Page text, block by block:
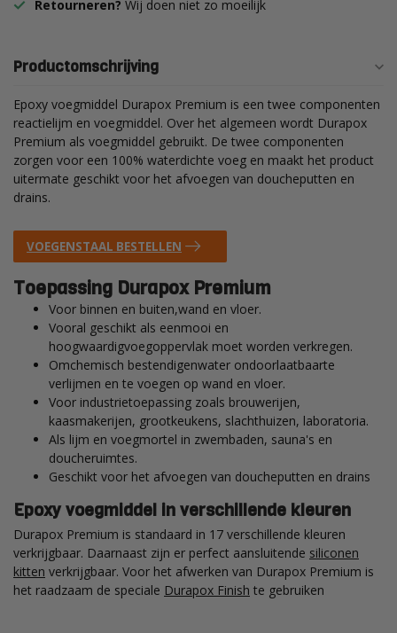
Retourneren? Wij doen niet zo moeilijk
Productomschrijving
Epoxy voegmiddel Durapox Premium is een twee componenten
reactielijm en voegmiddel. Over het algemeen wordt Durapox
Premium als voegmiddel gebruikt. De twee componenten
zorgen voor een 100% waterdichte voeg en maakt het product
uitermate geschikt voor het afvoegen van doucheputten en
drains.
VOEGENSTAAL BESTELLEN
Toepassing Durapox Premium
Voor binnen en buiten,wand en vloer.
Vooral geschikt als eenmooi en
hoogwaardigvoegoppervlak moet worden verkregen.
Omchemisch bestendigenwater ondoorlaatbaarte
verlijmen en te voegen op wand en vloer.
Voor industrietoepassing zoals brouwerijen,
kaasmakerijen, grootkeukens, slachthuizen, laboratoria.
Als lijm en voegmortel in zwembaden, sauna's en
doucheruimtes.
Geschikt voor het afvoegen van doucheputten en drains
Epoxy voegmiddel in verschillende kleuren
Durapox Premium is standaard in 17 verschillende kleuren
verkrijgbaar. Daarnaast zijn er perfect aansluitende siliconen
kitten verkrijgbaar. Voor het afwerken van Durapox Premium is
het raadzaam de speciale Durapox Finish te gebruiken